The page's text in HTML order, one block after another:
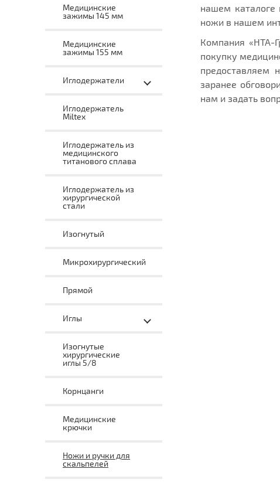
Медицинские
зажимы 145 мм
Медицинские
зажимы 155 мм
Иглодержатели
Иглодержатель
Miltex
Иглодержатель из
медицинского
титанового сплава
Иглодержатель из
хирургической
стали
Изогнутый
Микрохирургический
Прямой
Иглы
Изогнутые
хирургические
иглы 5/8
Корнцанги
Медицинские
крючки
Ножи и ручки для
скальпелей
нашем каталоге
ножи в нашем
Компания «НТА-
покупку
предоставляем
заранее
нам и задать